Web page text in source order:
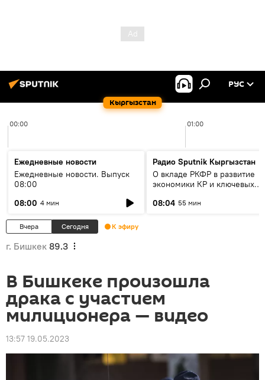
Кыргызстан
РУС
00:00 01:00
Ежедневные новости
Ежедневные новости. Выпуск
08:00
08:00 4 мин
Радио Sputnik Кыргызстан
О вкладе РКФР в развитие
экономики КР и ключевых
08:04 55 мин
Вчера Сегодня К эфиру
г. Бишкек 89.3
В Бишкеке произошла
драка с участием
милиционера — видео
13:57 19.05.2023